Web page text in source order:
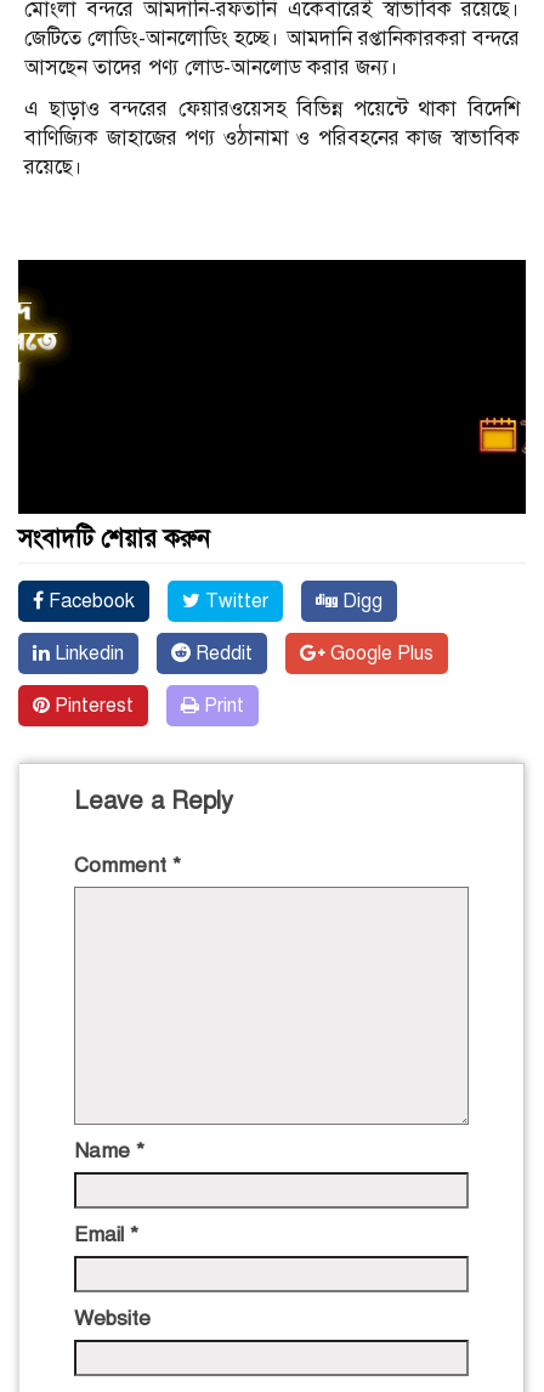
মোংলা বন্দরে আমদানি-রফতানি একেবারেই স্বাভাবিক রয়েছে।
জেটিতে লোডিং-আনলোডিং হচ্ছে। আমদানি রপ্তানিকারকরা বন্দরে
আসছেন তাদের পণ্য লোড-আনলোড করার জন্য।
এ ছাড়াও বন্দরের ফেয়ারওয়েসহ বিভিন্ন পয়েন্টে থাকা বিদেশি
বাণিজ্যিক জাহাজের পণ্য ওঠানামা ও পরিবহনের কাজ স্বাভাবিক
রয়েছে।
সংবাদটি শেয়ার করুন
Facebook Twitter Digg
Linkedin Reddit Google Plus
Pinterest Print
Leave a Reply
Comment *
Name *
Email *
Website